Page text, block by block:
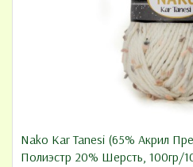
Nako Kar Tanesi (65% Акрил
Полиэстр 20% Шерсть, 100гр/